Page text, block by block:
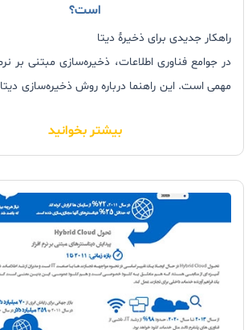
است؟
راهکار جدیدی برای ذخیرۀ دیتا
در جوامع فناوری اطلاعات، ذخیره‌سازی مبتنی بر
مهمی است. این راهنما درباره روش ذخیره‌سازی
سازمان برای بازدهی راندمان بالاتر و کاهش
اساس این روش از ذخیره سازی بحث می کند.
بیشتر بخوانید